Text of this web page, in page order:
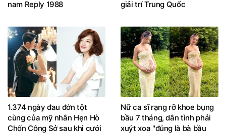
1.374 ngày đau đớn tột
cùng của mỹ nhân Hẹn Hò
Chốn Công Sở sau khi cưới
chồng CEO
Nữ ca sĩ rạng rỡ khoe bụng
bầu 7 tháng, dân tình phải
xuýt xoa "đúng là bà bầu
xinh nhất nhì showbiz"